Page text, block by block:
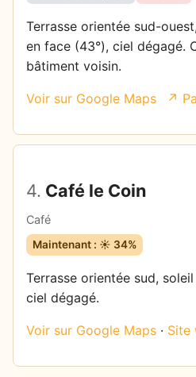
Terrasse orientée sud-
en face (43°), ciel dégagé.
bâtiment voisin.
Voir sur Google Maps ↗
4. Café le Coin
Café
Maintenant : ☀️ 34%
Terrasse orientée sud,
ciel dégagé.
Voir sur Google Maps · Site